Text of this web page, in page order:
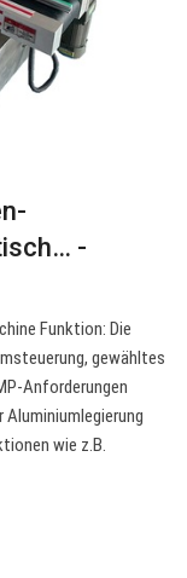
-
Funktion: Die
gewähltes
Anforderungen
wie z.B.